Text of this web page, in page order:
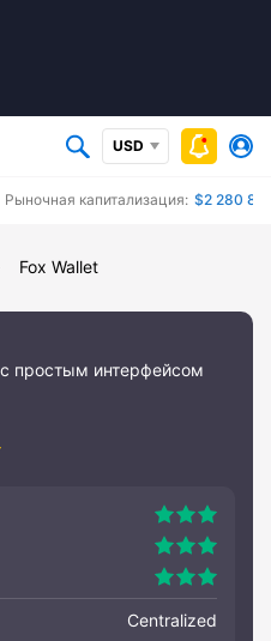
USD
Рыночная капитализация: $2 280
Fox Wallet
простым интерфейсом
Centralized